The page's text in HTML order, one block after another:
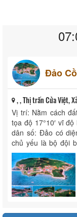
Đảo
, , Thị trấn Cửa Việt,
Vị trí: Nằm cách
tọa độ 17°10′ vĩ
dân số: Đảo có
chủ yếu là bộ đội
các ...